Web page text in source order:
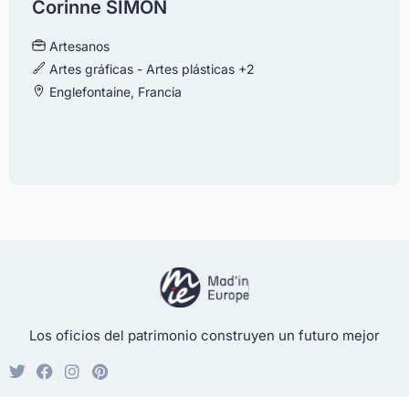
Corinne SIMON
Artesanos
Artes gráficas - Artes plásticas +2
Englefontaine, Francia
Los oficios del patrimonio construyen un futuro mejor